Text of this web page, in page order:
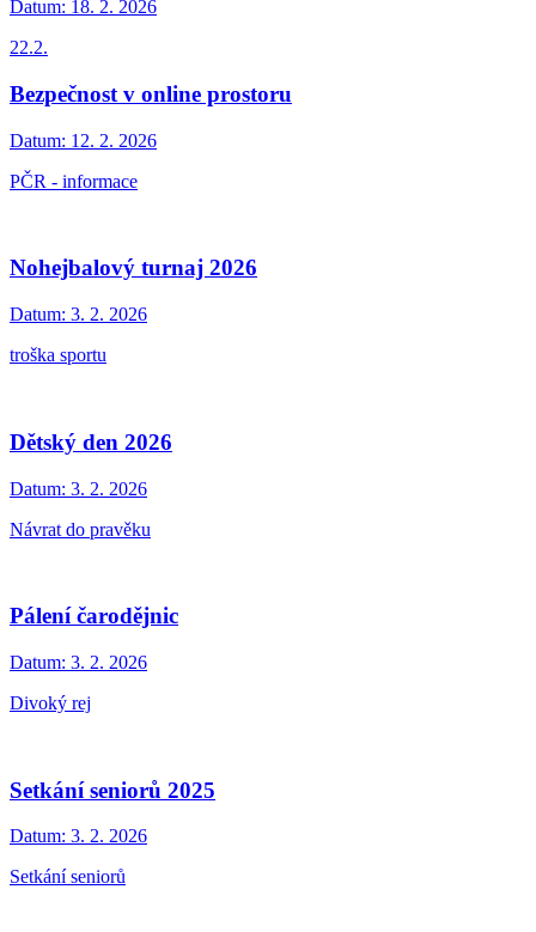
Datum: 18. 2. 2026
22.2.
Bezpečnost v online prostoru
Datum: 12. 2. 2026
PČR - informace
Nohejbalový turnaj 2026
Datum: 3. 2. 2026
troška sportu
Dětský den 2026
Datum: 3. 2. 2026
Návrat do pravěku
Pálení čarodějnic
Datum: 3. 2. 2026
Divoký rej
Setkání seniorů 2025
Datum: 3. 2. 2026
Setkání seniorů